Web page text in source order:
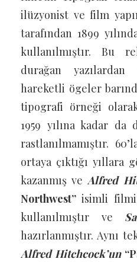
ilüzyonist ve film
tarafından 1899
kullanılmıştır. Bu
durağan yazılardan
hareketli ögeler
tipografi örneği
1959 yılına kadar
rastlanılmamıştır.
ortaya çıktığı yıllara
kazanmış veAlfred
Northwest” isimli
kullanılmıştır ve
hazırlanmıştır. Aynı
Alfred Hitchcock’un